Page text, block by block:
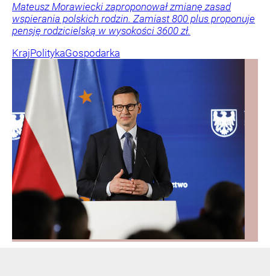
Mateusz Morawiecki zaproponował zmianę zasad
wspierania polskich rodzin. Zamiast 800 plus proponuje
pensję rodzicielską w wysokości 3600 zł.
KrajPolitykaGospodarka